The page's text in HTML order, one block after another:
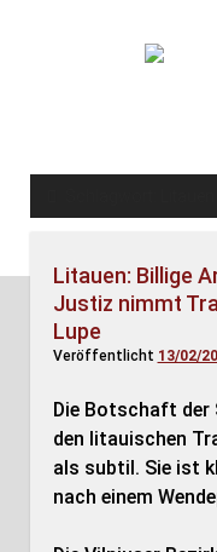
Litauen: Billige
Justiz nimmt
Lupe
Veröffentlicht 13/02/
Die Botschaft
den litauischen
als subtil. Sie ist
nach einem